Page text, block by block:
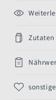
Zutaten